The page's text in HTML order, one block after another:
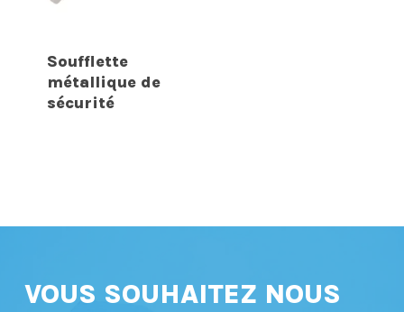
Soufflette
métallique de
sécurité
VOUS SOUHAITEZ NOUS